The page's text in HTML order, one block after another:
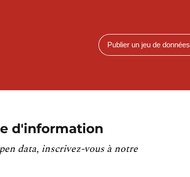
Publier un jeu de données
d'information
data, inscrivez-vous à notre